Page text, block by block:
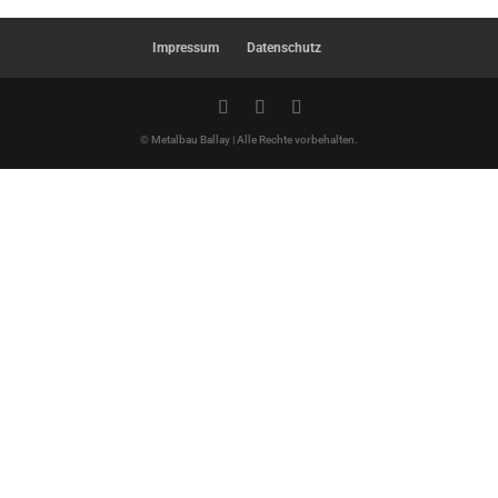
Impressum Datenschutz
© Metalbau Ballay | Alle Rechte vorbehalten.